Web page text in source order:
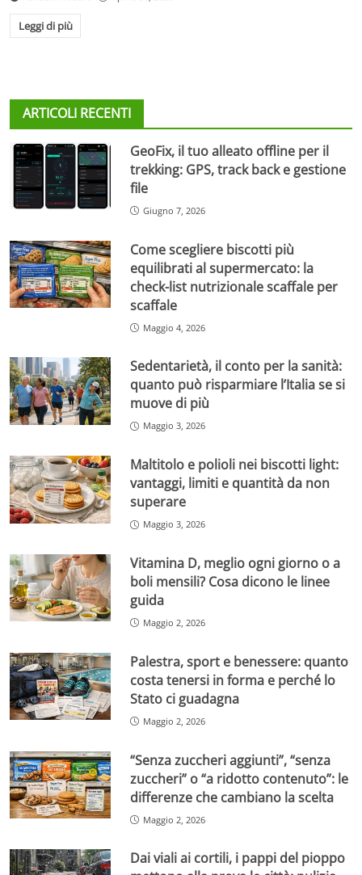
Leggi di più
ARTICOLI RECENTI
GeoFix, il tuo alleato offline per il
trekking: GPS, track back e gestione
file
Giugno 7, 2026
Come scegliere biscotti più
equilibrati al supermercato: la
check-list nutrizionale scaffale per
scaffale
Maggio 4, 2026
Sedentarietà, il conto per la sanità:
quanto può risparmiare l’Italia se si
muove di più
Maggio 3, 2026
Maltitolo e polioli nei biscotti light:
vantaggi, limiti e quantità da non
superare
Maggio 3, 2026
Vitamina D, meglio ogni giorno o a
boli mensili? Cosa dicono le linee
guida
Maggio 2, 2026
Palestra, sport e benessere: quanto
costa tenersi in forma e perché lo
Stato ci guadagna
Maggio 2, 2026
“Senza zuccheri aggiunti”, “senza
zuccheri” o “a ridotto contenuto”: le
differenze che cambiano la scelta
Maggio 2, 2026
Dai viali ai cortili, i pappi del pioppo